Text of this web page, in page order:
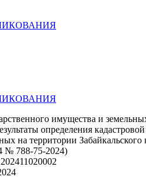
имущества и
определения
на территории Забайкальского
№ 788-75-2024)